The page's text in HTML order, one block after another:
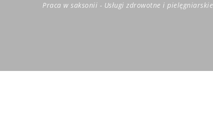
Praca w saksonii - Usługi zdrowotne i pielęgniarskie